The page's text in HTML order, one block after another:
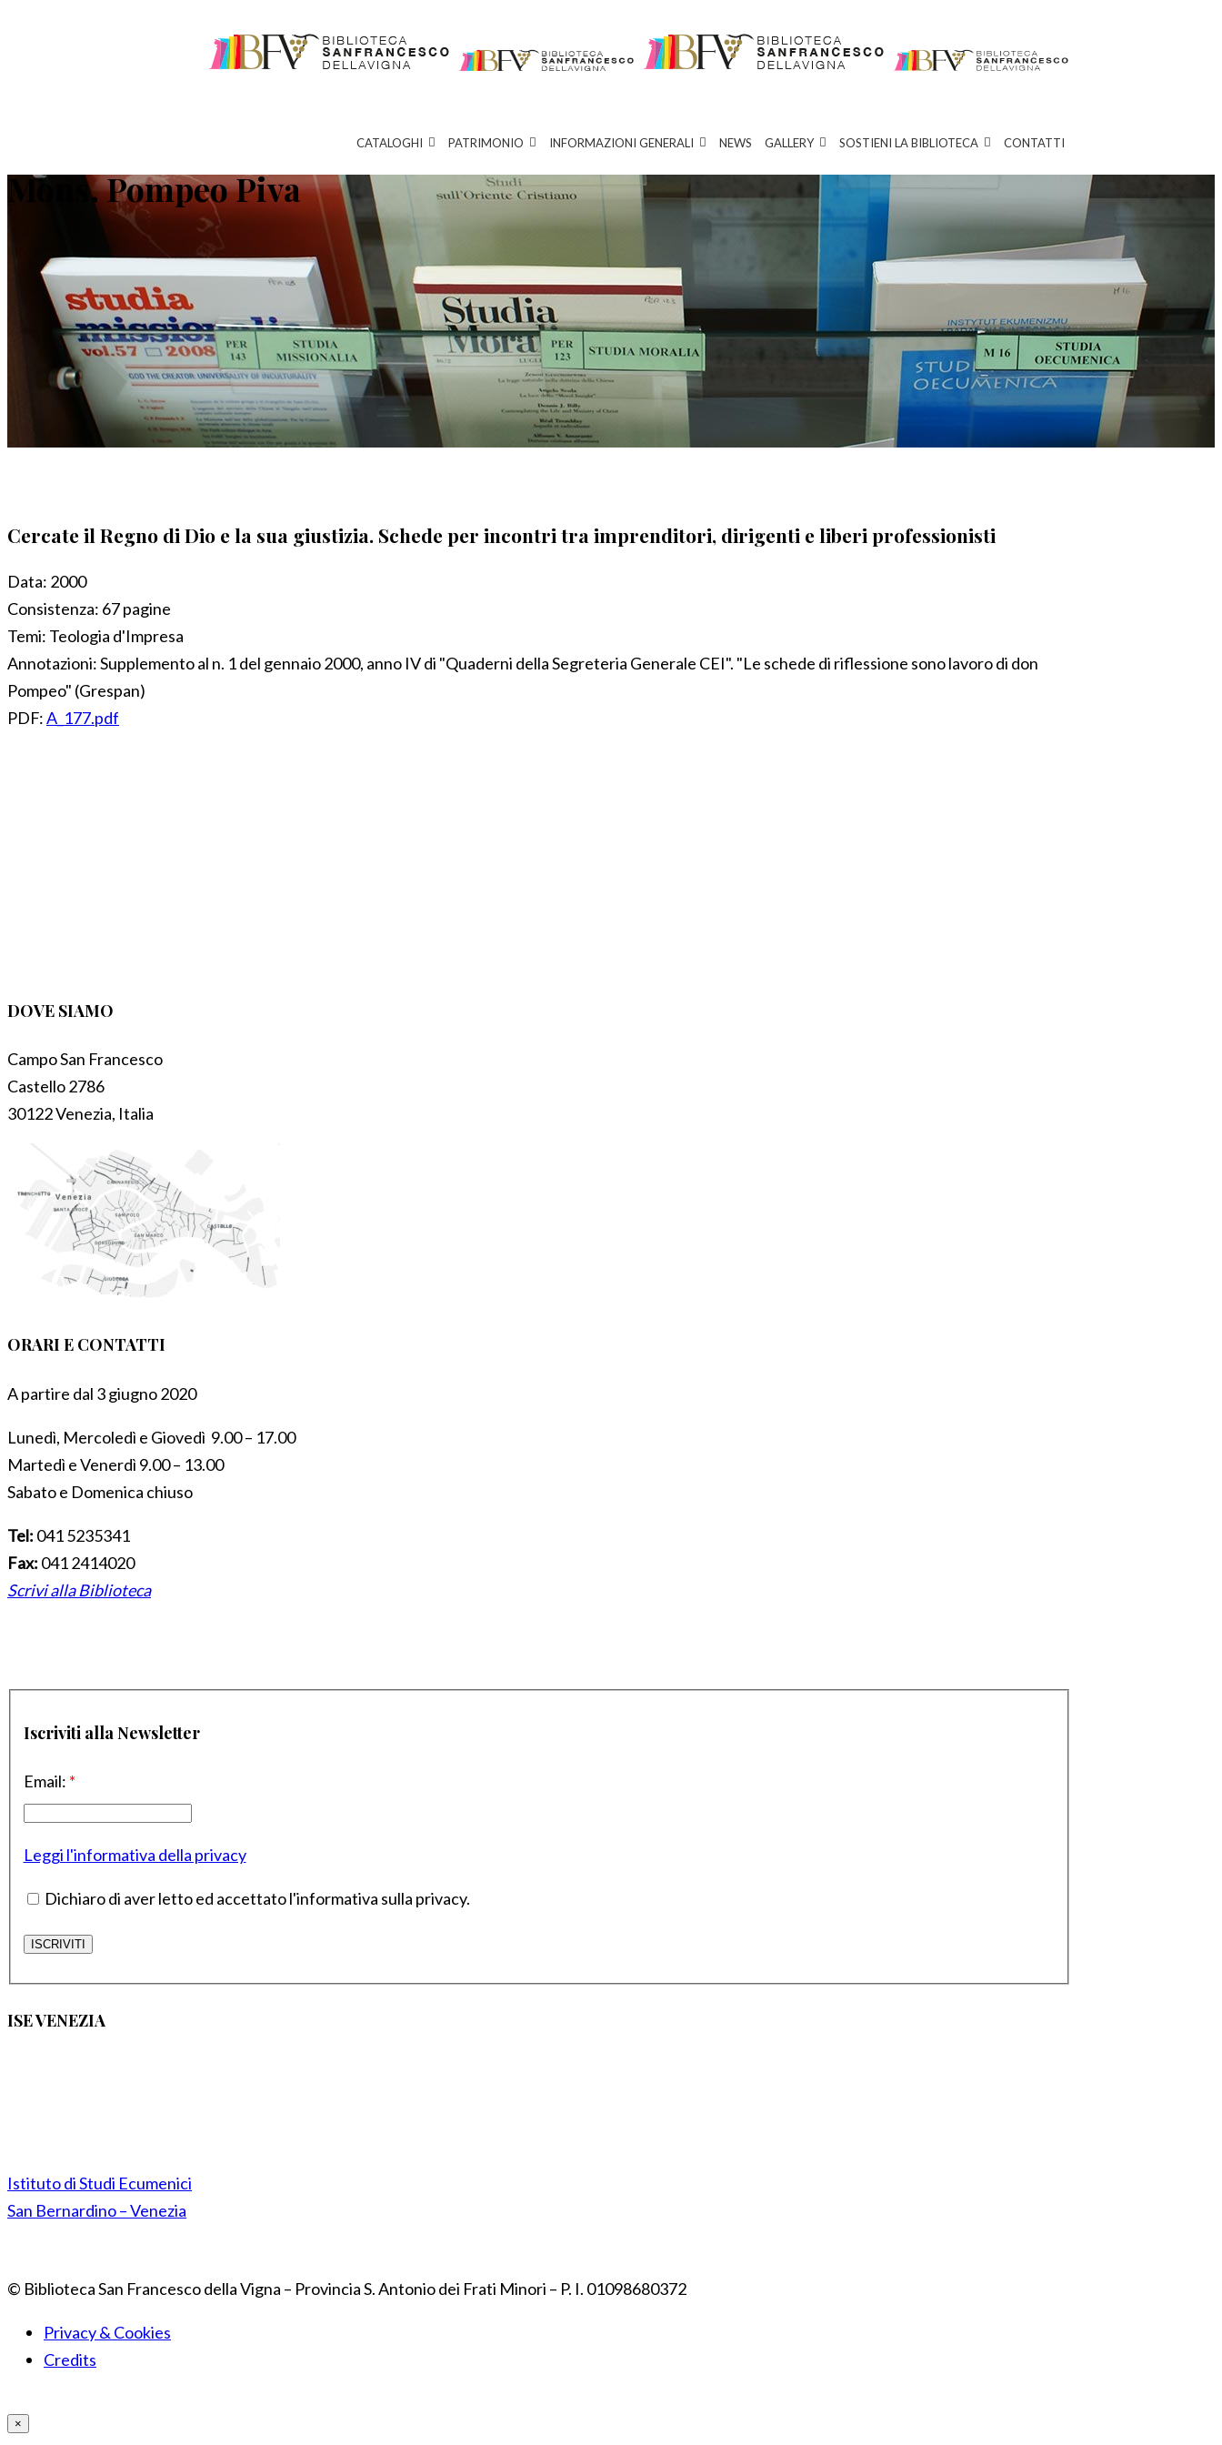
CATALOGHI PATRIMONIO INFORMAZIONI GENERALI NEWS GALLERY SOSTIENI LA BIBLIOTECA CONTATTI
Mons. Pompeo Piva
Cercate il Regno di Dio e la sua giustizia. Schede per incontri tra imprenditori, dirigenti e liberi professionisti
Data: 2000
Consistenza: 67 pagine
Temi: Teologia d'Impresa
Annotazioni:Supplemento al n. 1 del gennaio 2000, anno IV di "Quaderni della Segreteria Generale CEI". "Le schede di riflessione sono lavoro di don
Pompeo" (Grespan)
PDF:A_177.pdf
DOVE SIAMO
Campo San Francesco
Castello 2786
30122 Venezia, Italia
ORARI E CONTATTI
A partire dal 3 giugno 2020
Lunedì, Mercoledì e Giovedì 9.00 – 17.00
Martedì e Venerdì 9.00 – 13.00
Sabato e Domenica chiuso
Tel: 041 5235341
Fax: 041 2414020
Scrivi alla Biblioteca
Iscriviti alla Newsletter
Email: *
Leggi l'informativa della privacy
Dichiaro di aver letto ed accettato l'informativa sulla privacy.
ISE VENEZIA
Istituto di Studi Ecumenici
San Bernardino – Venezia
© Biblioteca San Francesco della Vigna – Provincia S. Antonio dei Frati Minori – P. I. 01098680372
Privacy & Cookies
Credits
×